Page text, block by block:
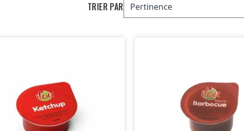
TRIER PAR